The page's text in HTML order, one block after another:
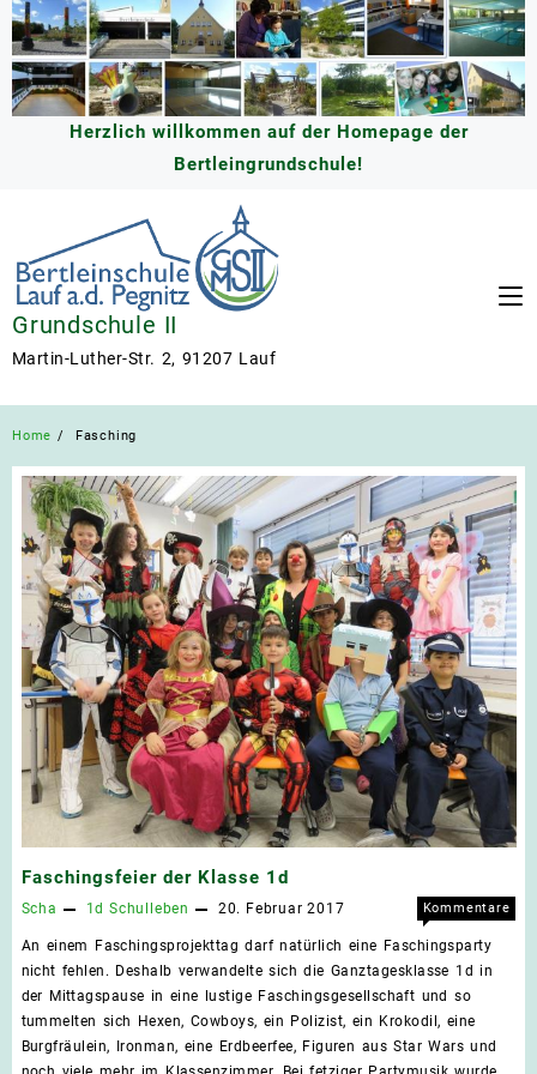
Skip
content
Herzlich willkommen auf der Homepage der
Bertleingrundschule!
Grundschule II
Martin-Luther-Str. 2, 91207 Lauf
Home Fasching
Faschingsfeier der Klasse 1d
Scha 1d Schulleben 20. Februar 2017
Kommentare
An einem Faschingsprojekttag darf natürlich eine Faschingsparty
nicht fehlen. Deshalb verwandelte sich die Ganztagesklasse 1d in
der Mittagspause in eine lustige Faschingsgesellschaft und so
tummelten sich Hexen, Cowboys, ein Polizist, ein Krokodil, eine
Burgfräulein, Ironman, eine Erdbeerfee, Figuren aus Star Wars und